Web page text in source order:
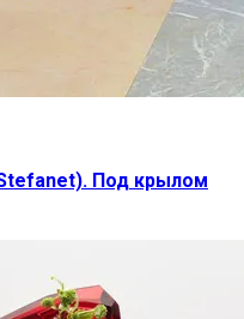
Под крылом